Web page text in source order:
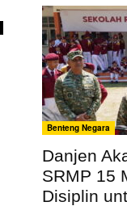
Benteng Negara
Danjen
SRMP 15
Disiplin